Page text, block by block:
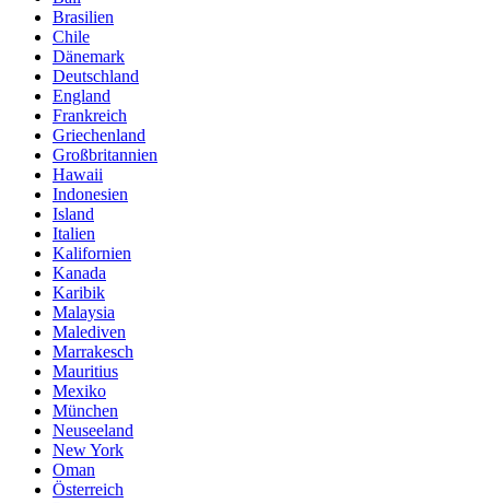
Brasilien
Chile
Dänemark
Deutschland
England
Frankreich
Griechenland
Großbritannien
Hawaii
Indonesien
Island
Italien
Kalifornien
Kanada
Karibik
Malaysia
Malediven
Marrakesch
Mauritius
Mexiko
München
Neuseeland
New York
Oman
Österreich